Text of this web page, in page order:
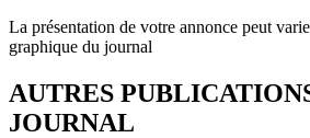
La présentation de votre annonce peut
graphique du journal
AUTRES
JOURNAL